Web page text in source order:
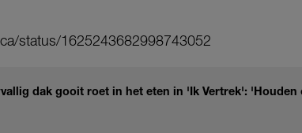
status/1625243682998743052
dak gooit roet in het eten in 'Ik Vertrek': 'Houden